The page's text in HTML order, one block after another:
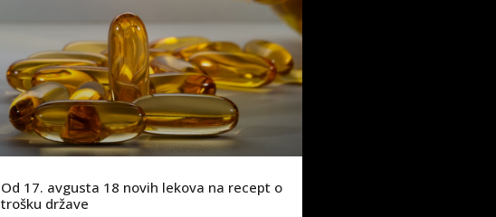
Od 17. avgusta 18 novih lekova na recept o
trošku države